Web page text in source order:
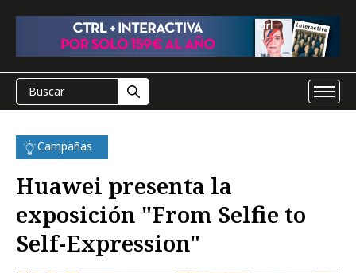
Campañas
Huawei presenta la
exposición "From Selfie to
Self-Expression"